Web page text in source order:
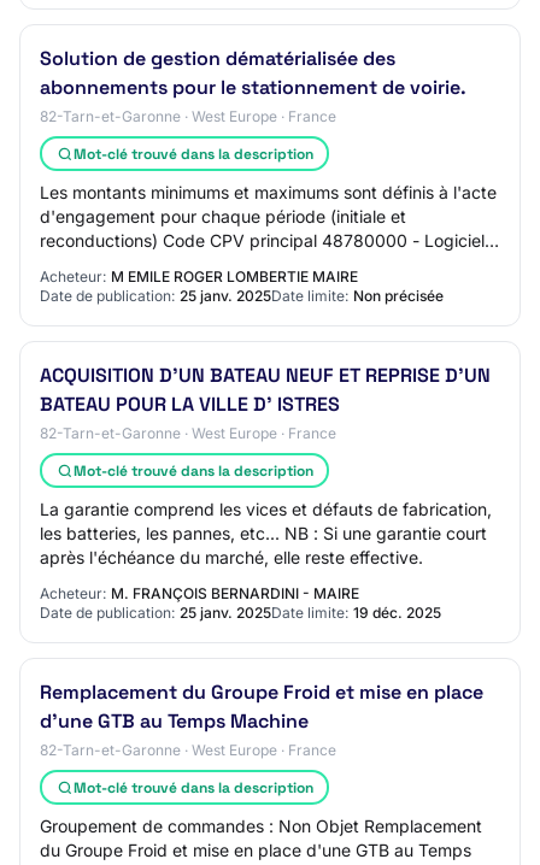
Solution de gestion dématérialisée des
abonnements pour le stationnement de voirie.
82-Tarn-et-Garonne · West Europe · France
Mot-clé trouvé dans la description
Les montants minimums et maximums sont définis à l'acte
d'engagement pour chaque période (initiale et
reconductions) Code CPV principal 48780000 - Logiciels
Acheteur: M EMILE ROGER LOMBERTIE MAIRE
Date de publication: 25 janv. 2025Date limite: Non précisée
ACQUISITION D'UN BATEAU NEUF ET REPRISE D'UN
BATEAU POUR LA VILLE D' ISTRES
82-Tarn-et-Garonne · West Europe · France
Mot-clé trouvé dans la description
La garantie comprend les vices et défauts de fabrication,
les batteries, les pannes, etc... NB : Si une garantie court
après l'échéance du marché, elle reste effective.
Acheteur: M. FRANÇOIS BERNARDINI - MAIRE
Date de publication: 25 janv. 2025Date limite: 19 déc. 2025
Remplacement du Groupe Froid et mise en place
d'une GTB au Temps Machine
82-Tarn-et-Garonne · West Europe · France
Mot-clé trouvé dans la description
Groupement de commandes : Non Objet Remplacement
du Groupe Froid et mise en place d'une GTB au Temps